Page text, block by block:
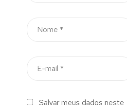
Salvar meus dados neste